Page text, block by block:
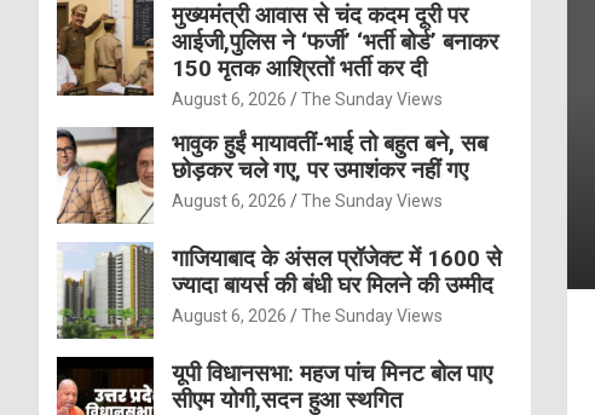
मुख्यमंत्री आवास से चंद कदम दूरी पर
आईजी,पुलिस ने ‘फर्जी’ ‘भर्ती बोर्ड’ बनाकर
150 मृतक आश्रितों भर्ती कर दी
August 6, 2026 The Sunday Views
भावुक हुईं मायावतीं-भाई तो बहुत बने, सब
छोड़कर चले गए, पर उमाशंकर नहीं गए
August 6, 2026 The Sunday Views
गाजियाबाद के अंसल प्रॉजेक्ट में 1600 से
ज्यादा बायर्स की बंधी घर मिलने की उम्मीद
August 6, 2026 The Sunday Views
यूपी विधानसभा: महज पांच मिनट बोल पाए
सीएम योगी,सदन हुआ स्थगित